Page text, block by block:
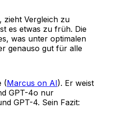
zieht Vergleich zu
es etwas zu früh. Die
was unter optimalen
genauso gut für alle
(Marcus on AI). Er weist
GPT-4o nur
GPT-4. Sein Fazit: